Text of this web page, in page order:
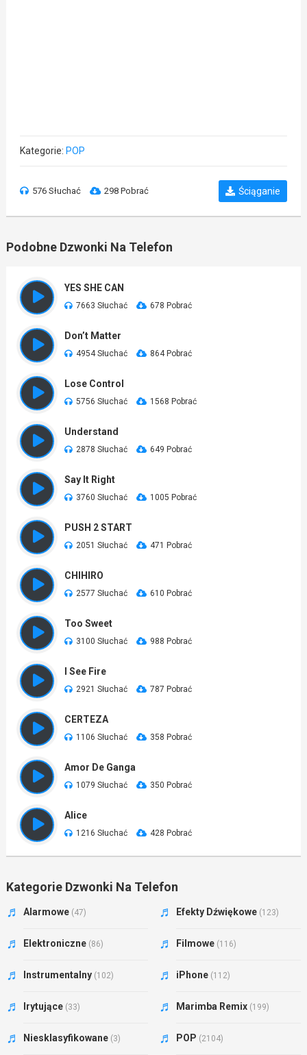
Kategorie: POP
576 Słuchać 298 Pobrać Ściąganie
Podobne Dzwonki Na Telefon
YES SHE CAN
7663 Słuchać 678 Pobrać
Don’t Matter
4954 Słuchać 864 Pobrać
Lose Control
5756 Słuchać 1568 Pobrać
Understand
2878 Słuchać 649 Pobrać
Say It Right
3760 Słuchać 1005 Pobrać
PUSH 2 START
2051 Słuchać 471 Pobrać
CHIHIRO
2577 Słuchać 610 Pobrać
Too Sweet
3100 Słuchać 988 Pobrać
I See Fire
2921 Słuchać 787 Pobrać
CERTEZA
1106 Słuchać 358 Pobrać
Amor De Ganga
1079 Słuchać 350 Pobrać
Alice
1216 Słuchać 428 Pobrać
Kategorie Dzwonki Na Telefon
Alarmowe (47) Efekty Dźwiękowe (123)
Elektroniczne (86) Filmowe (116)
Instrumentalny (102) iPhone (112)
Irytujące (33) Marimba Remix (199)
Niesklasyfikowane (3) POP (2104)